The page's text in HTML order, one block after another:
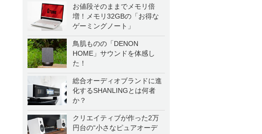
お値段そのままでメモリ倍
増！メモリ32GBの「お得な
ゲーミングノート」
鳥肌ものの「DENON
HOME」サウンドを体感し
た！
総合オーディオブランドに進
化するSHANLINGとは何者
か？
クリエイティブが作った2万
円台の“小さなピュアオーデ